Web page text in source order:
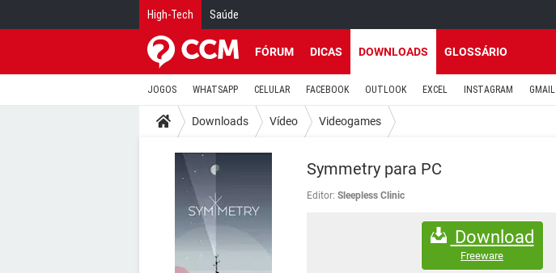
High-Tech Saúde
FÓRUM DICAS DOWNLOADS GLOSSÁRIO
JOGOS WHATSAPP CELULAR FACEBOOK OUTLOOK EXCEL INSTAGRAM GMAIL
Downloads Vídeo Videogames
Symmetry para PC
Editor: Sleepless Clinic
Download
Freeware